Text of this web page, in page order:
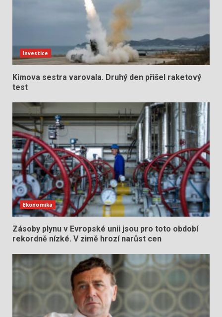
Investice
Kimova sestra varovala. Druhý den přišel raketový
test
Ekonomika
Zásoby plynu v Evropské unii jsou pro toto období
rekordně nízké. V zimě hrozí narůst cen